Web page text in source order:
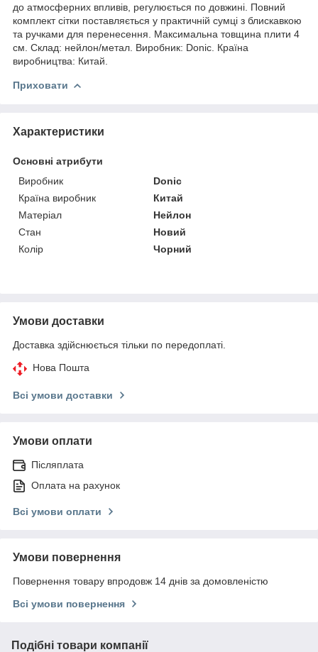
до атмосферних впливів, регулюється по довжині. Повний
комплект сітки поставляється у практичній сумці з блискавкою
та ручками для перенесення. Максимальна товщина плити 4
см. Склад: нейлон/метал. Виробник: Donic. Країна
виробництва: Китай.
Приховати
Характеристики
Основні атрибути
Виробник
Donic
Країна виробник
Китай
Матеріал
Нейлон
Стан
Новий
Колір
Чорний
Умови доставки
Доставка здійснюється тільки по передоплаті.
Нова Пошта
Всі умови доставки
Умови оплати
Післяплата
Оплата на рахунок
Всі умови оплати
Умови повернення
Повернення товару впродовж 14 днів за домовленістю
Всі умови повернення
Подібні товари компанії